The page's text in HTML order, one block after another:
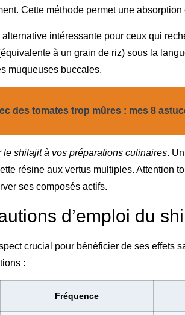
Cette méthode permet une
alternative intéressante pour ceux qui
à un grain de riz) sous la
muqueuses buccales.
des tomates trop mûres : mes 8
le shilajit à vos préparations culinaires.
résine aux vertus multiples. Attention
ses composés actifs.
d’emploi du
crucial pour bénéficier de ses effets
:
Fréquence